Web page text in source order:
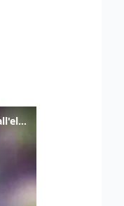
Frana lambisce le case di Auronzo, il video dall'elicottero dei vigili del fuoco